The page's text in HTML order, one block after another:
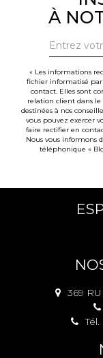
À
« Les informations
fichier informatisé par
contact. Elles sont
relation client dans le
destinées à nos
vous pouvez exercer
faire rectifier en
Nous vous informons
téléphonique «
369